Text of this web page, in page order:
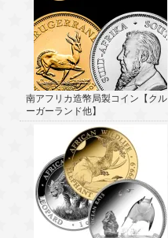
南アフリカ造幣局製コイン【クル
ーガーランド他】